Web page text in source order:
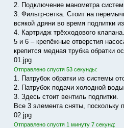
2. Подключение манометра
3. Фильтр-сетка. Стоит на
всякой дряни во время подпитки
4. Картридж трёхходового
5 и 6 – крепёжные отверстия
крепится медная трубка обратки
01.jpg
Отправлено спустя 53 секунды:
1. Патрубок обратки из системы
2. Патрубок подачи холодной воды
3. Здесь стоит вентиль подпитки.
Все 3 элемента сняты, поскольку
02.jpg
Отправлено спустя 1 минуту 7 секунд: